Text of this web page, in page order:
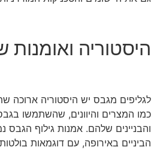
היסטוריה ואומנות
לגליפים מגבס יש היסטוריה ארוכה
כמו המצרים והיוונים, שהשתמשו
והבניינים שלהם. אמנות גילוף הגבס
הביניים באירופה, עם דוגמאות